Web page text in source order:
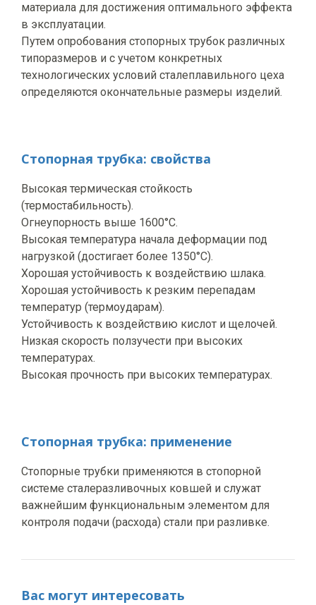
материала для достижения оптимального эффекта
в эксплуатации.
Путем опробования стопорных трубок различных
типоразмеров и с учетом конкретных
технологических условий сталеплавильного цеха
определяются окончательные размеры изделий.
Стопорная трубка: свойства
Высокая термическая стойкость
(термостабильность).
Огнеупорность выше 1600°C.
Высокая температура начала деформации под
нагрузкой (достигает более 1350°C).
Хорошая устойчивость к воздействию шлака.
Хорошая устойчивость к резким перепадам
температур (термоударам).
Устойчивость к воздействию кислот и щелочей.
Низкая скорость ползучести при высоких
температурах.
Высокая прочность при высоких температурах.
Стопорная трубка: применение
Стопорные трубки применяются в стопорной
системе сталеразливочных ковшей и служат
важнейшим функциональным элементом для
контроля подачи (расхода) стали при разливке.
Вас могут интересовать